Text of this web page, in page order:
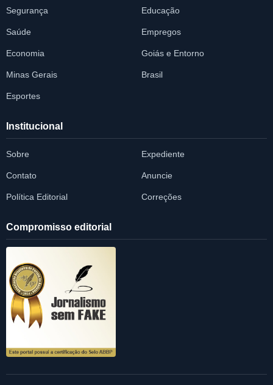
Segurança Educação
Saúde Empregos
Economia Goiás e Entorno
Minas Gerais Brasil
Esportes
Institucional
Sobre Expediente
Contato Anuncie
Política Editorial Correções
Compromisso editorial